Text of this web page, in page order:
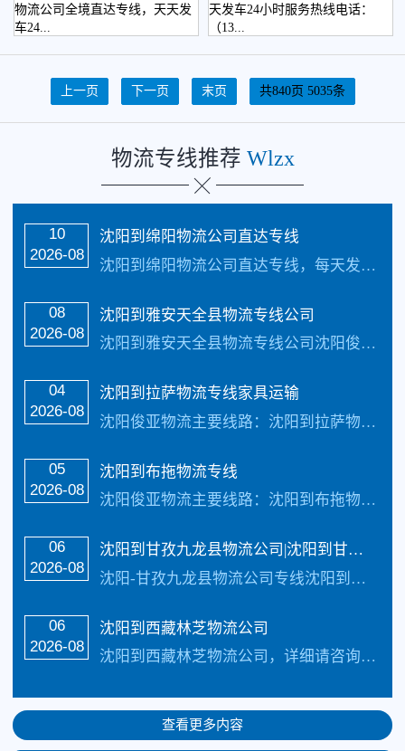
物流公司全境直达专线，天天发
车24...
天发车24小时服务热线电话：
（13...
上一页 下一页 末页 共840页 5035条
物流专线推荐 Wlzx
10
2026-08
沈阳到绵阳物流公司直达专线
沈阳到绵阳物流公司直达专线，每天发车，三到4天可以安全把货物送货到以下地址：沈阳到绵阳物流_沈阳到绵阳物流公司-具体可以到达绵阳市的下辖3个区、1个县级市、5个县（自治县），分别是：3个区：涪城区、游仙区、安州区；1个县级市：江油市；5个县（自治县）：三台县、梓潼县、盐亭县、平武县、北川羌族自治县。承接:全国整车货物、...…
08
2026-08
沈阳到雅安天全县物流专线公司
沈阳到雅安天全县物流专线公司沈阳俊亚物流主要线路：沈阳到雅安物流公司全境直达专线，天天发车24小时服务热线电话：（133-5002-3601）2-3天可以安全把货物送货到以下地址：雨城区、名山区、荥经县、汉源县、石棉县、天全县、芦山县致力于打造最优质的沈阳到雅安物流公司专线服务。 沈阳到雅安天全县物流专线公司具体操...…
04
2026-08
沈阳到拉萨物流专线家具运输
沈阳俊亚物流主要线路：沈阳到拉萨物流专线家具运输全境直达专线，天天发车24小时服务热线电话：（133-5002-3601）2-3天可以安全把货物送货到以下地址：拉萨市、日喀则市、昌都市、林芝市、山南市致力于打造最优质的沈阳到拉萨物流公司专线服务。 沈阳到拉萨物流专线家具运输具体操作流程： 服...…
05
2026-08
沈阳到布拖物流专线
沈阳俊亚物流主要线路：沈阳到布拖物流专线全境直达专线，【简单快捷，专线直达，天天发车 】天天发车24小时服务热线电话：（133-5002-3601）2-3天可以安全把货物送货到以下地址：西昌市 、盐源县、德昌县、会理县、会东县、宁南县、普格县、布拖县、金阳县、昭觉县、喜德县、冕宁县、越西县、甘洛县、美姑县、雷波县、木里...…
06
2026-08
沈阳到甘孜九龙县物流公司|沈阳到甘孜九龙县货运公司
沈阳-甘孜九龙县物流公司专线沈阳到甘孜九龙县物流公司-沈阳到甘孜九龙县货运公司沈阳到甘孜九龙县物流公司（免费咨询电话：133-5002-3601）首选沈阳俊亚物流，天天发车，1-2天可到达以下地点：甘孜九龙县、康定、泸定、丹巴、九龙、雅江、道孚、炉霍、甘孜、新龙、德格、白玉、石渠、色达、理塘、巴塘、乡城、稻城、德荣。沈...…
06
2026-08
沈阳到西藏林芝物流公司
沈阳到西藏林芝物流公司，详细请咨询沈阳到西藏林芝物流专线是俊亚物流公司的物流货运专线。天天发车，三至四天可送货到达以下地点：【沈阳到西藏全境(拉萨自治区下辖6个地级市、1个地区和72个县，6个地级市：林芝市、日喀则市、昌都市、林芝市、山南市、那曲市1个地区：阿里地区】承接:全国整车货物、零担货物、搬家、搬厂、大件运输、...…
查看更多内容